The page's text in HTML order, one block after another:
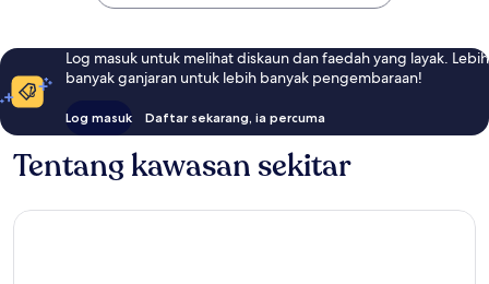
Log masuk untuk melihat diskaun dan faedah yang layak. Lebih
banyak ganjaran untuk lebih banyak pengembaraan!
Log masuk Daftar sekarang, ia percuma
Tentang kawasan sekitar